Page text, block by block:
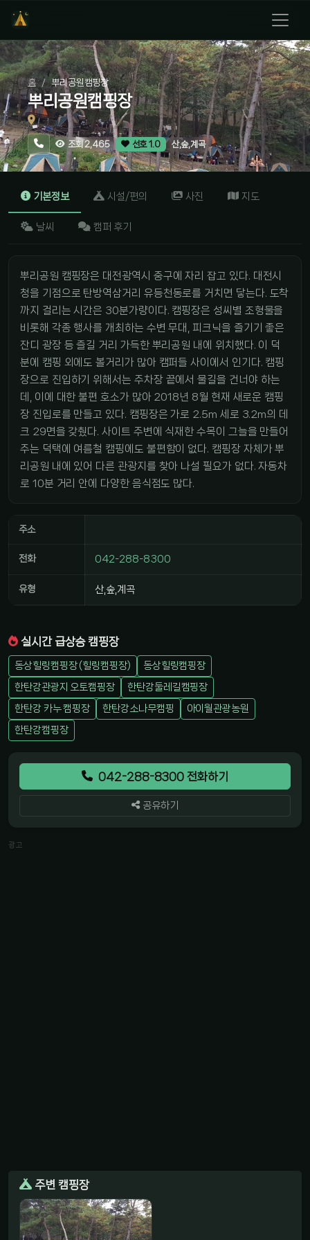
홈 뿌리공원캠핑장
뿌리공원캠핑장
조회 2,465 선호 1.0 산,숲,계곡
기본정보 시설/편의 사진 지도
날씨 캠퍼 후기
뿌리공원 캠핑장은 대전광역시 중구에 자리 잡고 있다. 대전시
청을 기점으로 탄방역삼거리 유등천동로를 거치면 닿는다. 도착
까지 걸리는 시간은 30분가량이다. 캠핑장은 성씨별 조형물을
비롯해 각종 행사를 개최하는 수변 무대, 피크닉을 즐기기 좋은
잔디 광장 등 즐길 거리 가득한 뿌리공원 내에 위치했다. 이 덕
분에 캠핑 외에도 볼거리가 많아 캠퍼들 사이에서 인기다. 캠핑
장으로 진입하기 위해서는 주차장 끝에서 물길을 건너야 하는
데, 이에 대한 불편 호소가 많아 2018년 8월 현재 새로운 캠핑
장 진입로를 만들고 있다. 캠핑장은 가로 2.5m 세로 3.2m의 데
크 29면을 갖췄다. 사이트 주변에 식재한 수목이 그늘을 만들어
주는 덕택에 여름철 캠핑에도 불편함이 없다. 캠핑장 자체가 뿌
리공원 내에 있어 다른 관광지를 찾아 나설 필요가 없다. 자동차
로 10분 거리 안에 다양한 음식점도 많다.
주소
전화 042-288-8300
유형 산,숲,계곡
실시간 급상승 캠핑장
동상힐링캠핑장 (힐링캠핑장)
동상힐링캠핑장
한탄강관광지 오토캠핑장
한탄강둘레길캠핑장
한탄강 카누 캠핑장
한탄강소나무캠핑
아이월관광농원
한탄강캠핑장
042-288-8300 전화하기
공유하기
광고
주변 캠핑장